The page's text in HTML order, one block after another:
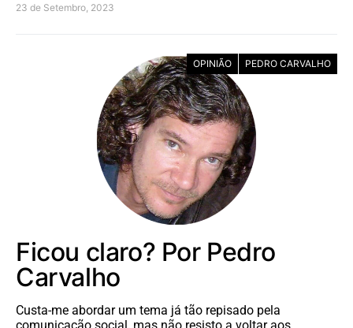
23 de Setembro, 2023
OPINIÃO PEDRO CARVALHO
Ficou claro? Por Pedro
Carvalho
Custa-me abordar um tema já tão repisado pela
comunicação social, mas não resisto a voltar aos